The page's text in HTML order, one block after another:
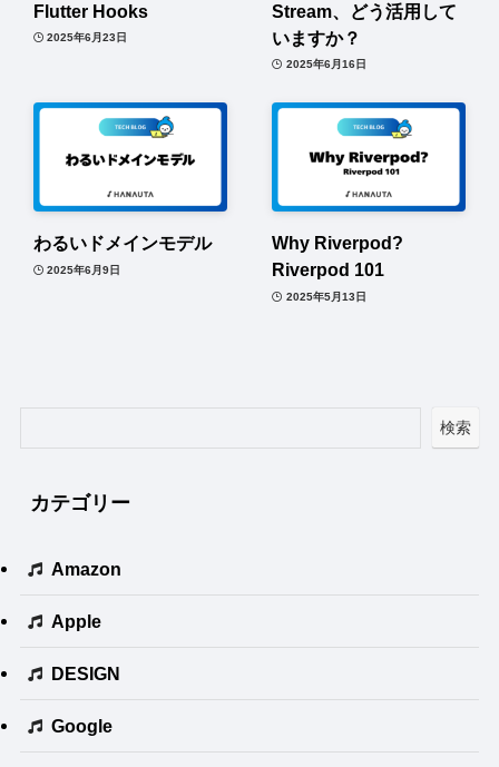
Flutter Hooks
2025年6月23日
Stream、どう活用して
いますか？
2025年6月16日
わるいドメインモデル
2025年6月9日
Why Riverpod?
Riverpod 101
2025年5月13日
検索
カテゴリー
Amazon
Apple
DESIGN
Google